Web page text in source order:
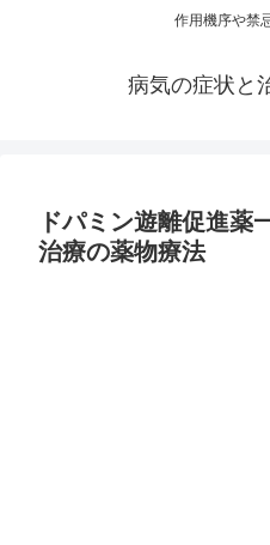
作用機序や禁
病気の症状と
ドパミン遊離促進薬
治療の薬物療法